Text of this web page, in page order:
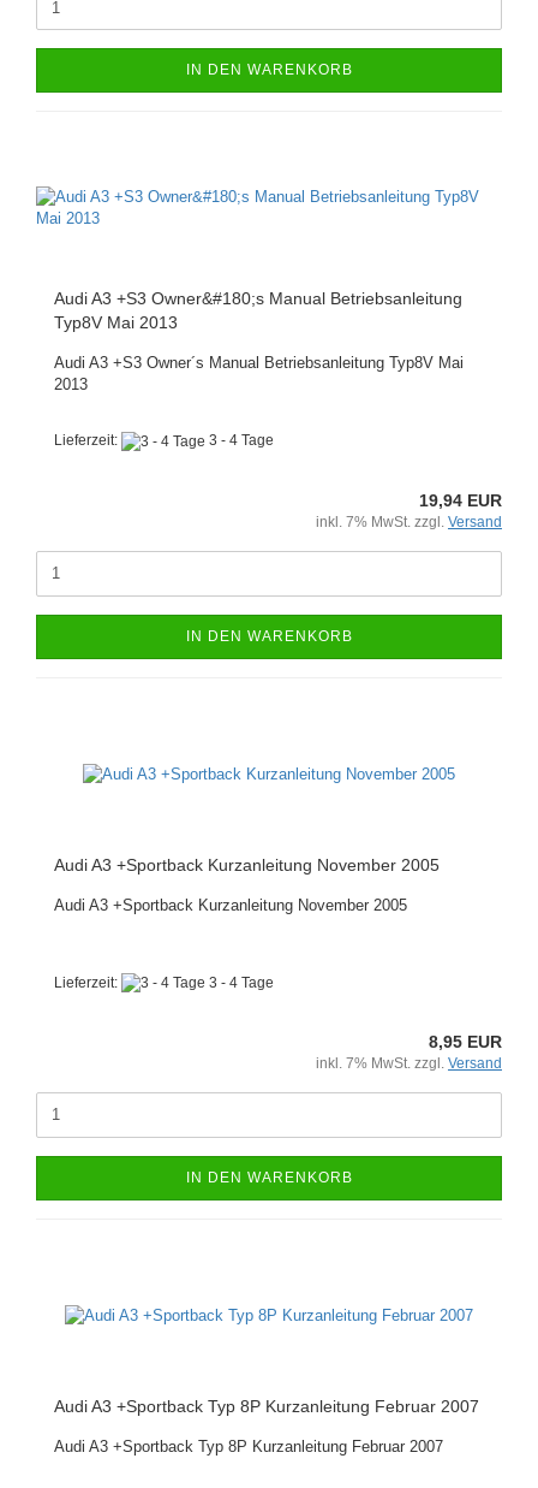
IN DEN WARENKORB
Audi A3 +S3 Owner&#180;s Manual Betriebsanleitung
Typ8V Mai 2013
Audi A3 +S3 Owner´s Manual Betriebsanleitung Typ8V Mai
2013
Lieferzeit: 3 - 4 Tage
19,94 EUR
inkl. 7% MwSt. zzgl. Versand
IN DEN WARENKORB
Audi A3 +Sportback Kurzanleitung November 2005
Audi A3 +Sportback Kurzanleitung November 2005
Lieferzeit: 3 - 4 Tage
8,95 EUR
inkl. 7% MwSt. zzgl. Versand
IN DEN WARENKORB
Audi A3 +Sportback Typ 8P Kurzanleitung Februar 2007
Audi A3 +Sportback Typ 8P Kurzanleitung Februar 2007